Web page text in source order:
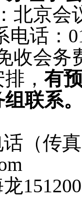
北京会
电话：
收会务
， 有
联系
（传